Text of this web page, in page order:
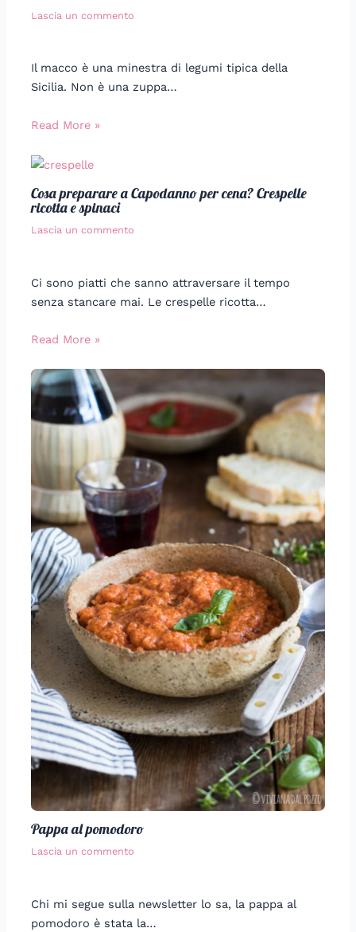
Lascia un commento
Il macco è una minestra di legumi tipica della
Sicilia. Non è una zuppa…
Read More »
Cosa preparare a Capodanno per cena? Crespelle
ricotta e spinaci
Lascia un commento
Ci sono piatti che sanno attraversare il tempo
senza stancare mai. Le crespelle ricotta…
Read More »
Pappa al pomodoro
Lascia un commento
Chi mi segue sulla newsletter lo sa, la pappa al
pomodoro è stata la…